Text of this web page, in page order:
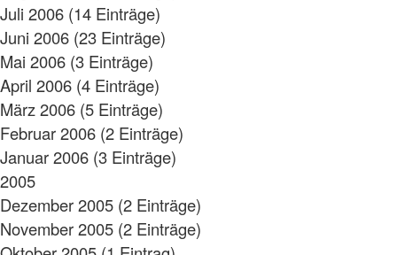
Juli 2006 (14 Einträge)
Juni 2006 (23 Einträge)
Mai 2006 (3 Einträge)
April 2006 (4 Einträge)
März 2006 (5 Einträge)
Februar 2006 (2 Einträge)
Januar 2006 (3 Einträge)
2005
Dezember 2005 (2 Einträge)
November 2005 (2 Einträge)